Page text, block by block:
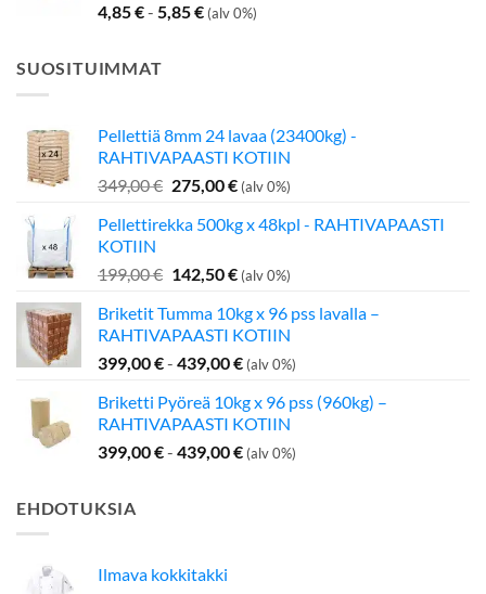
4,85€- 5,85€ (alv 0%)
SUOSITUIMMAT
Pellettiä 8mm 24 lavaa (23400kg) -
RAHTIVAPAASTI KOTIIN
349,00€ Alkuperäinen
oli:
275,00€Nykyinen
on:
(alv 0%)
Pellettirekka 500kg x 48kpl - RAHTIVAPAASTI
KOTIIN
199,00€ Alkuperäinen
oli:
199,00 €.
142,50€Nykyinen
on:
142,50 €.
(alv 0%)
Briketit Tumma 10kg x 96 pss lavalla –
RAHTIVAPAASTI KOTIIN
399,00€- 439,00€ (alv 0%)
Briketti Pyöreä 10kg x 96 pss (960kg) –
RAHTIVAPAASTI KOTIIN
399,00€- 439,00€ (alv 0%)
EHDOTUKSIA
Ilmava kokkitakki